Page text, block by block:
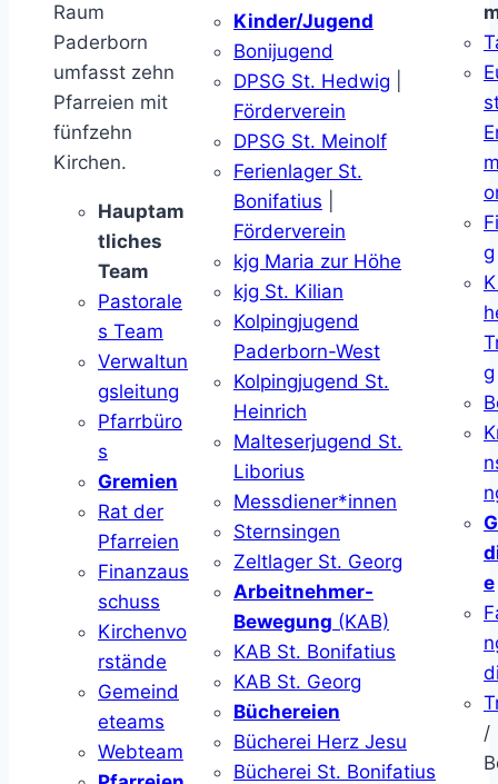
Raum
Paderborn
umfasst zehn
Pfarreien mit
fünfzehn
Kirchen.
Hauptam
tliches
Team
Pastorale
s Team
Verwaltun
gsleitung
Pfarrbüro
s
Gremien
Rat der
Pfarreien
Finanzaus
schuss
Kirchenvo
rstände
Gemeind
eteams
Webteam
Kinder/Jugend
Bonijugend
DPSG St. Hedwig
Förderverein
DPSG St. Meinolf
Ferienlager St.
Bonifatius
Förderverein
kjg Maria zur Höhe
kjg St. Kilian
Kolpingjugend
Paderborn-West
Kolpingjugend St.
Heinrich
Malteserjugend St.
Liborius
Messdiener*innen
Sternsingen
Zeltlager St. Georg
Arbeitnehmer-
Bewegung (KAB)
KAB St. Bonifatius
KAB St. Georg
Büchereien
Bücherei Herz Jesu
Bücherei St. Bonifatius
g
g
e
/